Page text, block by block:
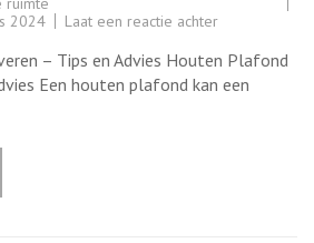
2024 Laat een reactie achterop
voor
het
Renoveren
van
– Tips en Advies Houten Plafond
Een houten plafond kan een